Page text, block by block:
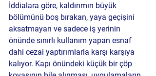
İddialara göre, kaldırımın büyük
bölümünü boş bırakan, yaya geçişini
aksatmayan ve sadece iş yerinin
önünde sınırlı kullanım yapan esnaf
dahi cezai yaptırımlarla karşı karşıya
kalıyor. Kapı önündeki küçük bir çöp